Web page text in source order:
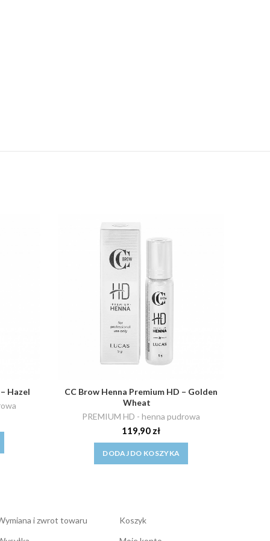
Hazel
CC Brow Henna Premium HD – Golden
Wheat
PREMIUM HD - henna pudrowa
119,90 zł
DODAJ DO KOSZYKA
i zwrot towaru
Koszyk